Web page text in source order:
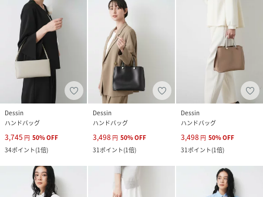
Dessin
ハンドバッグ
3,745 円 50%OFF
34ポイント(1倍)
Dessin
ハンドバッグ
3,498 円 50%OFF
31ポイント(1倍)
Dessin
ハンドバッグ
3,498 円 50%OFF
31ポイント(1倍)